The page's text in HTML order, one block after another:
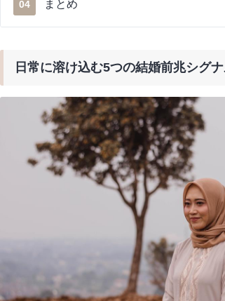
04 まとめ
日常に溶け込む5つの結婚前兆シグ